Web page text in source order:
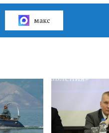
макс